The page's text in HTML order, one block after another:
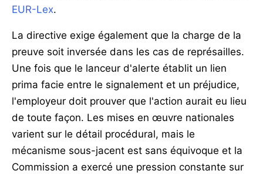
EUR-Lex.
La directive exige également que la charge de la
preuve soit inversée dans les cas de représailles.
Une fois que le lanceur d'alerte établit un lien
prima facie entre le signalement et un préjudice,
l'employeur doit prouver que l'action aurait eu lieu
de toute façon. Les mises en œuvre nationales
varient sur le détail procédural, mais le
mécanisme sous-jacent est sans équivoque et la
Commission a exercé une pression constante sur